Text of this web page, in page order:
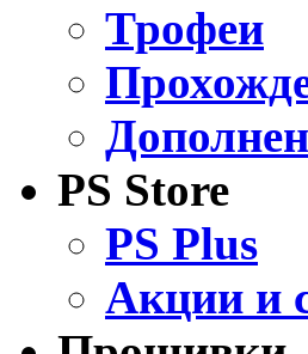
Трофеи
PS Store
PS Plus
Акции и